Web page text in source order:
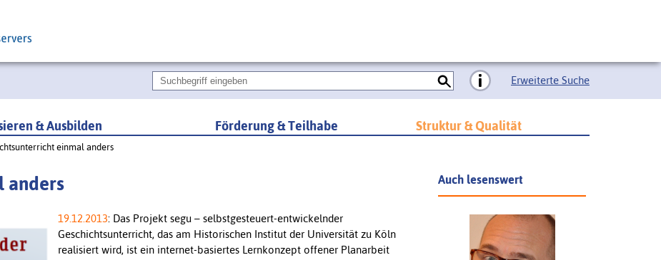
Erweiterte Suche
& Ausbilden Förderung & Teilhabe Struktur & Qualität
einmal anders
anders
19.12.2013: Das Projekt segu – selbstgesteuert-entwickelnder
Geschichtsunterricht, das am Historischen Institut der Universität zu Köln
realisiert wird, ist ein internet-basiertes Lernkonzept offener Planarbeit
Auch lesenswert